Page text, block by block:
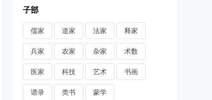
子部
儒家 道家 法家 释家
兵家 农家 杂家 术数
医家 科技 艺术 书画
谱录 类书 蒙学